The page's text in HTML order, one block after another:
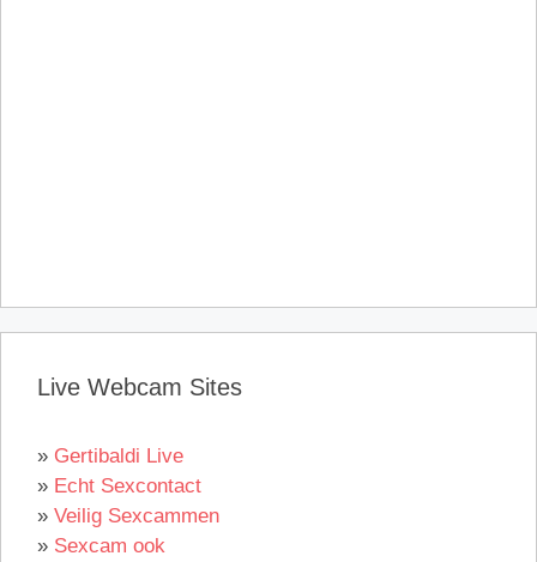
Live Webcam Sites
» Gertibaldi Live
» Echt Sexcontact
» Veilig Sexcammen
» Sexcam ook